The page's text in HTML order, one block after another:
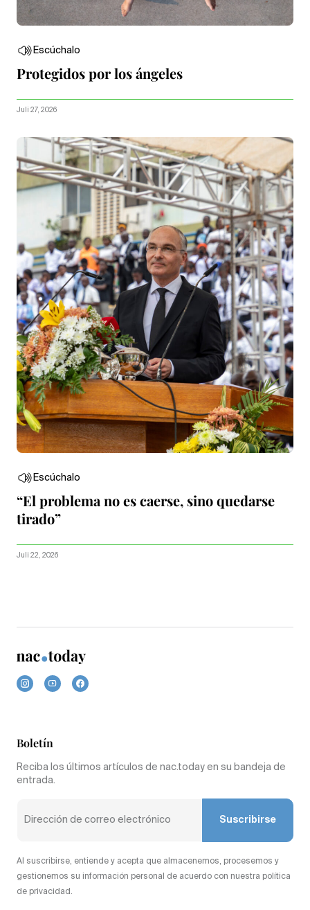
Escúchalo
Protegidos por los ángeles
Juli 27, 2026
Escúchalo
“El problema no es caerse, sino quedarse
tirado”
Juli 22, 2026
Boletín
Reciba los últimos artículos de nac.today en su bandeja de
entrada.
Suscribirse
Al suscribirse, entiende y acepta que almacenemos, procesemos y
gestionemos su información personal de acuerdo con nuestra política
de privacidad.